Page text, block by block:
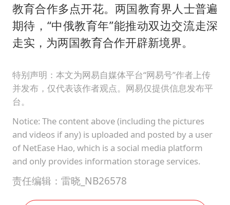
教育合作多点开花。两国教育界人士普遍
期待，“中俄教育年”能推动双边交流走深
走实，为两国教育合作开辟新境界。
特别声明：本文为网易自媒体平台“网易号”作者上传
并发布，仅代表该作者观点。网易仅提供信息发布平
台。
Notice: The content above (including the pictures
and videos if any) is uploaded and posted by a user
of NetEase Hao, which is a social media platform
and only provides information storage services.
责任编辑：雷晓_NB26578